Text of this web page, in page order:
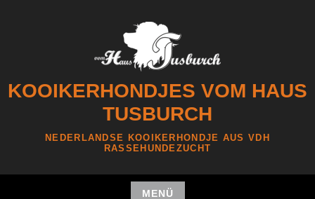
KOOIKERHONDJES VOM HAUS
TUSBURCH
NEDERLANDSE KOOIKERHONDJE AUS VDH
RASSEHUNDEZUCHT
MENÜ